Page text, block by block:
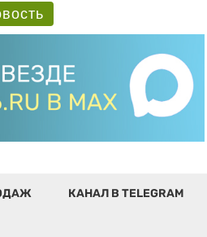
КАНАЛ В TELEGRAM